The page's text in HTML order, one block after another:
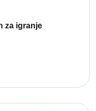
za igranje